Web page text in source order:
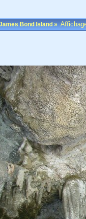
Bond Island»